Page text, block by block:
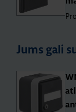
Jums gali